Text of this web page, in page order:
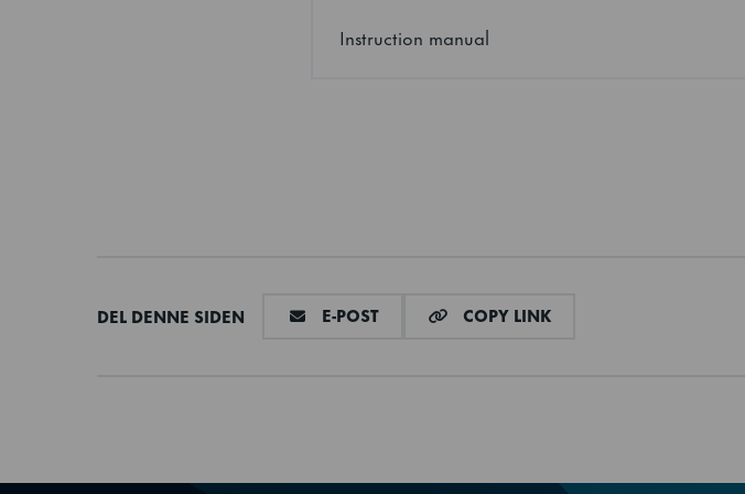
Utvendig
Instruction manual
DEL DENNE SIDEN E-POSTDEL VIA E-MAILCOPY LINKCOPY LINK